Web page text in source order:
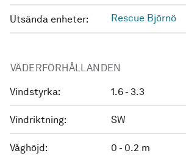
Utsända enheter: Rescue Björnö
VÄDERFÖRHÅLLANDEN
Vindstyrka: 1.6 - 3.3
Vindriktning: SW
Våghöjd: 0 - 0.2 m